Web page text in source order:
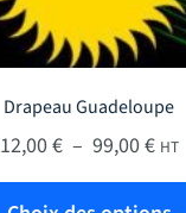
Drapeau Guadeloupe
12,00€ – 99,00€ HT